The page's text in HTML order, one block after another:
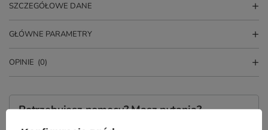
SZCZEGÓŁOWE DANE
GŁÓWNE PARAMETRY
OPINIE (0)
Potrzebujesz pomocy? Masz pytania?